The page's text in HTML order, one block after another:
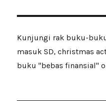
Kunjungi rak buku-
masuk SD, christmas
buku "bebas finansial"